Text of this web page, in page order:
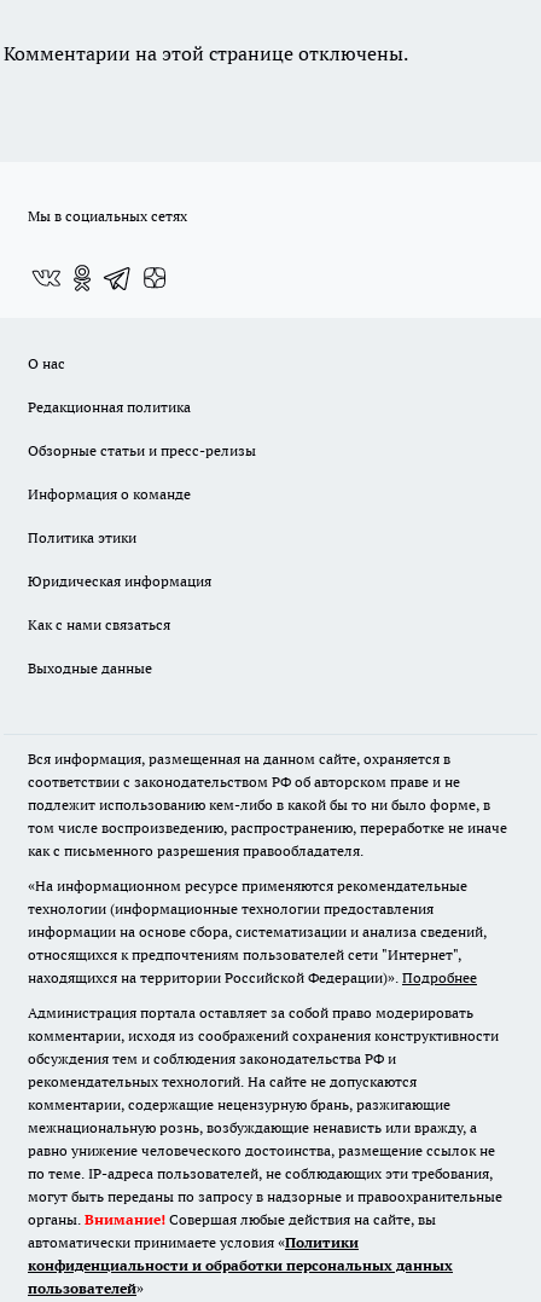
Комментарии на этой странице отключены.
Мы в социальных сетях
О нас
Редакционная политика
Обзорные статьи и пресс-релизы
Информация о команде
Политика этики
Юридическая информация
Как с нами связаться
Выходные данные
Вся информация, размещенная на данном сайте, охраняется в
соответствии с законодательством РФ об авторском праве и не
подлежит использованию кем-либо в какой бы то ни было форме, в
том числе воспроизведению, распространению, переработке не иначе
как с письменного разрешения правообладателя.
«На информационном ресурсе применяются рекомендательные
технологии (информационные технологии предоставления
информации на основе сбора, систематизации и анализа сведений,
относящихся к предпочтениям пользователей сети "Интернет",
находящихся на территории Российской Федерации)». Подробнее
Администрация портала оставляет за собой право модерировать
комментарии, исходя из соображений сохранения конструктивности
обсуждения тем и соблюдения законодательства РФ и
рекомендательных технологий. На сайте не допускаются
комментарии, содержащие нецензурную брань, разжигающие
межнациональную рознь, возбуждающие ненависть или вражду, а
равно унижение человеческого достоинства, размещение ссылок не
по теме. IP-адреса пользователей, не соблюдающих эти требования,
могут быть переданы по запросу в надзорные и правоохранительные
органы. Внимание! Совершая любые действия на сайте, вы
автоматически принимаете условия «Политики
конфиденциальности и обработки персональных данных
пользователей»